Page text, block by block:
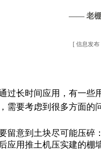
—— 老棚
[ 信息发布
过长时间应用，有一些
需要考虑到很多方面的
留意到土块尽可能压碎
应用推土机压实建的棚